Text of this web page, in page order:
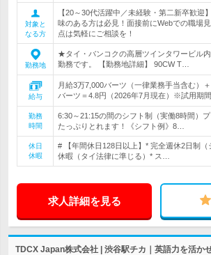
対象と
なる方
【20～30代活躍中／未経験・第二新卒歓
味のある方は必見！面接前にWebでの職場
点は気軽にご相談を！
勤務地
★タイ・バンコクの高層ツインタワービル
勤務です。 【勤務地詳細】 90CW T…
給与
月給3万7,000バーツ（一律業務手当含む）
バーツ＝4.8円（2026年7月現在）※試用期
勤務
時間
6:30～21:15の間のシフト制（実働8時間）
たっぷりとれます！《シフト例》8…
休日
休暇
# 【年間休日128日以上】* 完全週休2日制
休暇（タイ法律に準じる）* ス…
求人詳細を見る
TDCX Japan株式会社 | 渋谷駅チカ｜英語力を活か